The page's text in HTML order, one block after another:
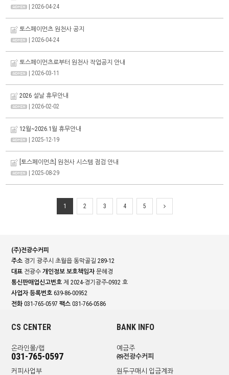
| 2026-04-24
토스페이먼츠 원천사 공지
| 2026-04-24
토스페이먼츠로부터 원천사 작업공지 안내
| 2026-03-11
2026 설날 휴무안내
| 2026-02-02
12월~2026.1월 휴무안내
| 2025-12-19
[토스페이먼츠] 원천사 시스템 점검 안내
| 2025-08-29
1 2 3 4 5
(주)전광수커피
주소 경기 광주시 초월읍 동막골길 289-12
대표 전광수개인정보 보호책임자문혜경
통신판매업신고번호 제 2024-경기광주-0932 호
사업자 등록번호 639-86-00952
전화 031-765-0597팩스 031-766-0586
CS CENTER
온라인몰/랩
031-765-0597
커피사업부
BANK INFO
예금주
㈜전광수커피
원두구매시 입금계좌